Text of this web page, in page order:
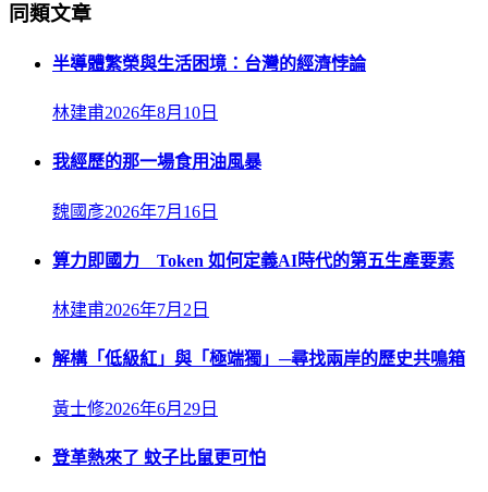
同類文章
半導體繁榮與生活困境：台灣的經濟悖論
林建甫2026年8月10日
我經歷的那一場食用油風暴
魏國彥2026年7月16日
算力即國力 Token 如何定義AI時代的第五生產要素
林建甫2026年7月2日
解構「低級紅」與「極端獨」─尋找兩岸的歷史共鳴箱
黃士修2026年6月29日
登革熱來了 蚊子比鼠更可怕